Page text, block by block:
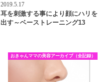
2019.5.17
耳を刺激する事により顔にハリを
出す～ベーストレーニング13
おきゃんママの美容アーカイブ（全記録）